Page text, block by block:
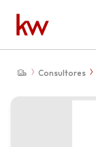
Consultores